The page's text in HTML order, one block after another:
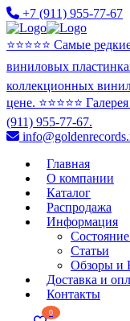
+7 (911) 955-77-67
⭐️⭐️⭐️⭐️⭐️ Самые
виниловых
коллекционных
цене. ⭐️⭐️⭐️⭐️⭐️
(911) 955-77-67.
Главная
О компании
Каталог
Распродажа
Информация
Статьи
Обзоры и
Доставка и
Контакты
0